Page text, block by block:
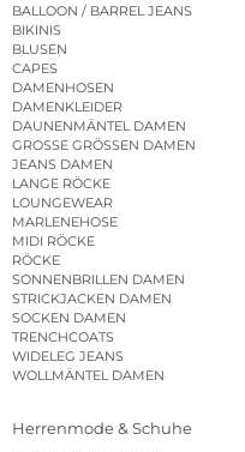
BALLOON / BARREL JEANS
BIKINIS
BLUSEN
CAPES
DAMENHOSEN
DAMENKLEIDER
DAUNENMÄNTEL DAMEN
GROSSE GRÖSSEN DAMEN
JEANS DAMEN
LANGE RÖCKE
LOUNGEWEAR
MARLENEHOSE
MIDI RÖCKE
RÖCKE
SONNENBRILLEN DAMEN
STRICKJACKEN DAMEN
SOCKEN DAMEN
TRENCHCOATS
WIDELEG JEANS
WOLLMÄNTEL DAMEN
Herrenmode & Schuhe